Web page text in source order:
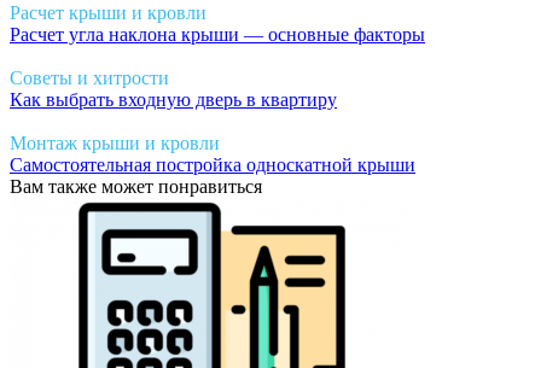
Расчет крыши и кровли
Расчет угла наклона крыши — основные факторы
Советы и хитрости
Как выбрать входную дверь в квартиру
Монтаж крыши и кровли
Самостоятельная постройка односкатной крыши
Вам также может понравиться